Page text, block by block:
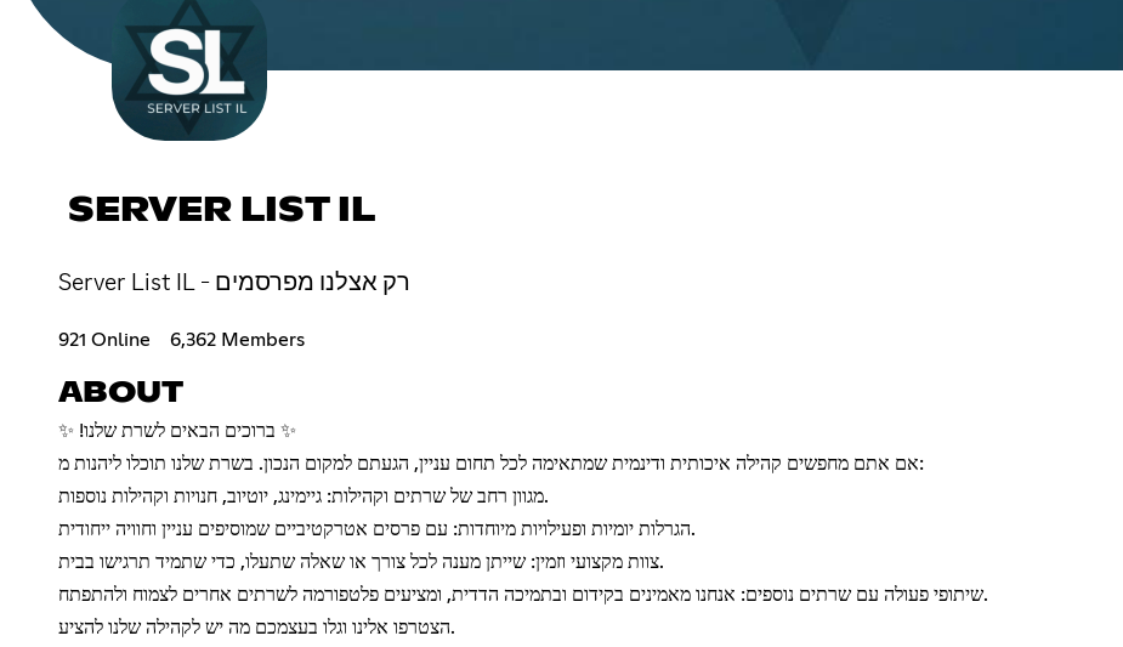
SERVER LIST IL
Server List IL - רק אצלנו מפרסמים
921 Online 6,362 Members
ABOUT
✨ !ברוכים הבאים לשרת שלנו ✨
אם אתם מחפשים קהילה איכותית ודינמית שמתאימה לכל תחום עניין, הגעתם למקום הנכון. בשרת שלנו תוכלו ליהנות מ:
מגוון רחב של שרתים וקהילות: גיימינג, יוטיוב, חנויות וקהילות נוספות.
הגרלות יומיות ופעילויות מיוחדות: עם פרסים אטרקטיביים שמוסיפים עניין וחוויה ייחודית.
צוות מקצועי וזמין: שייתן מענה לכל צורך או שאלה שתעלו, כדי שתמיד תרגישו בבית.
שיתופי פעולה עם שרתים נוספים: אנחנו מאמינים בקידום ובתמיכה הדדית, ומציעים פלטפורמה לשרתים אחרים לצמוח ולהתפתח.
הצטרפו אלינו וגלו בעצמכם מה יש לקהילה שלנו להציע.